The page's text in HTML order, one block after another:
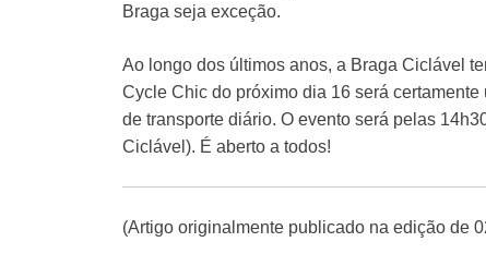
Braga seja exceção.
Ao longo dos últimos anos, a Braga Ciclável
Cycle Chic do próximo dia 16 será
de transporte diário. O evento será pelas
Ciclável). É aberto a todos!
(Artigo originalmente publicado na edição de